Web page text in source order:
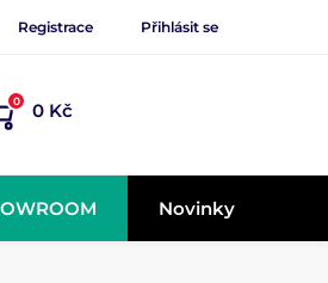
Registrace Přihlásit se
0 0 Kč
Novinky